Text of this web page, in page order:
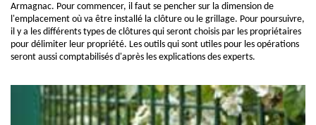
Armagnac. Pour commencer, il faut se pencher sur la dimension de
l'emplacement où va être installé la clôture ou le grillage. Pour poursuivre,
il y a les différents types de clôtures qui seront choisis par les propriétaires
pour délimiter leur propriété. Les outils qui sont utiles pour les opérations
seront aussi comptabilisés d'après les explications des experts.